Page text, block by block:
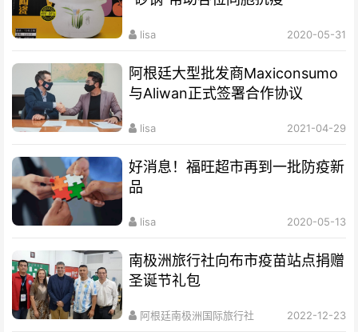
lisa 2020-05-31
阿根廷大型批发商Maxiconsumo
与Aliwan正式签署合作协议
lisa 2021-04-29
好消息！福旺超市再到一批防疫新
品
lisa 2020-05-13
南极洲旅行社向布市疫苗站点捐赠
圣诞节礼包
阿根廷南极洲国际旅行社 2022-12-23